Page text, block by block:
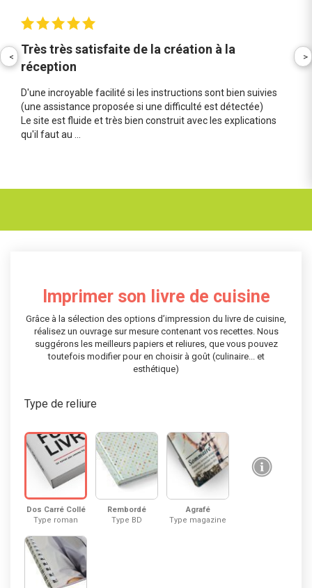
Très très satisfaite de la création à la
réception
D'une incroyable facilité si les instructions sont bien suivies
(une assistance proposée si une difficulté est détectée)
Le site est fluide et très bien construit avec les explications
qu'il faut au ...
< >
Imprimer son livre de cuisine
Grâce à la sélection des options d’impression du livre de cuisine,
réalisez un ouvrage sur mesure contenant vos recettes. Nous
suggérons les meilleurs papiers et reliures, que vous pouvez
toutefois modifier pour en choisir à goût (culinaire... et
esthétique)
Type de reliure
Dos Carré Collé
Type roman
Rembordé
Type BD
Agrafé
Type magazine